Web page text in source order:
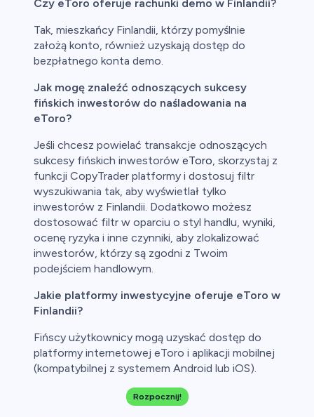
Czy eToro oferuje rachunki demo w Finlandii?
Tak, mieszkańcy Finlandii, którzy pomyślnie
założą konto, również uzyskają dostęp do
bezpłatnego konta demo.
Jak mogę znaleźć odnoszących sukcesy
fińskich inwestorów do naśladowania na
eToro?
Jeśli chcesz powielać transakcje odnoszących
sukcesy fińskich inwestorów eToro, skorzystaj z
funkcji CopyTrader platformy i dostosuj filtr
wyszukiwania tak, aby wyświetlał tylko
inwestorów z Finlandii. Dodatkowo możesz
dostosować filtr w oparciu o styl handlu, wyniki,
ocenę ryzyka i inne czynniki, aby zlokalizować
inwestorów, którzy są zgodni z Twoim
podejściem handlowym.
Jakie platformy inwestycyjne oferuje eToro w
Finlandii?
Fińscy użytkownicy mogą uzyskać dostęp do
platformy internetowej eToro i aplikacji mobilnej
(kompatybilnej z systemem Android lub iOS).
Rozpocznij!